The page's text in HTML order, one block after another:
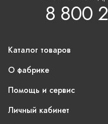
8 800
Каталог товаров
О фабрике
Помощь и сервис
Личный кабинет